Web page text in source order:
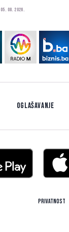
05. 08. 2026.
Oglašavanje
Privatnost